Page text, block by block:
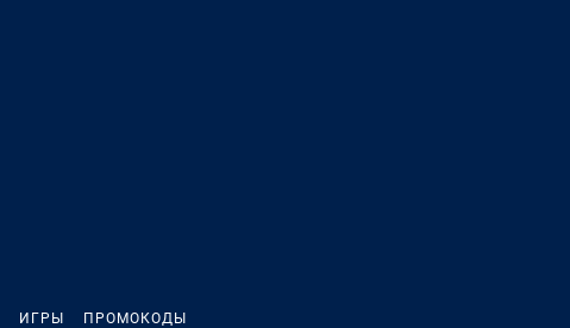
ИГРЫ ПРОМОКОДЫ